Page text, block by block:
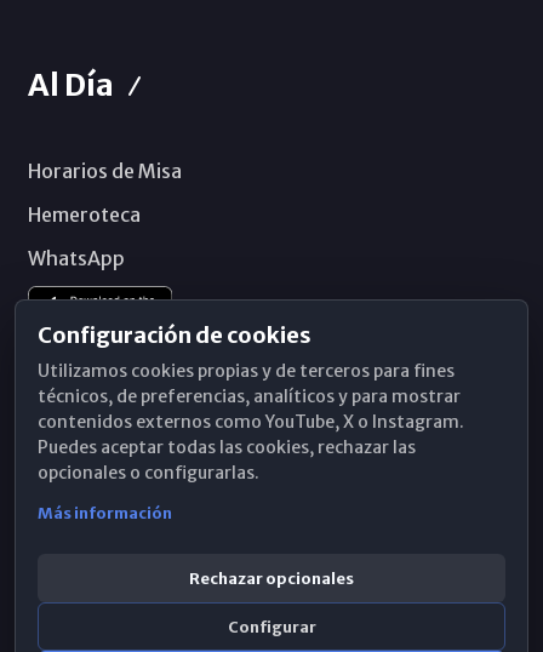
Al Día
Horarios de Misa
Hemeroteca
WhatsApp
Configuración de cookies
Utilizamos cookies propias y de terceros para fines
técnicos, de preferencias, analíticos y para mostrar
contenidos externos como YouTube, X o Instagram.
Puedes aceptar todas las cookies, rechazar las
opcionales o configurarlas.
Más información
Rechazar opcionales
Configurar